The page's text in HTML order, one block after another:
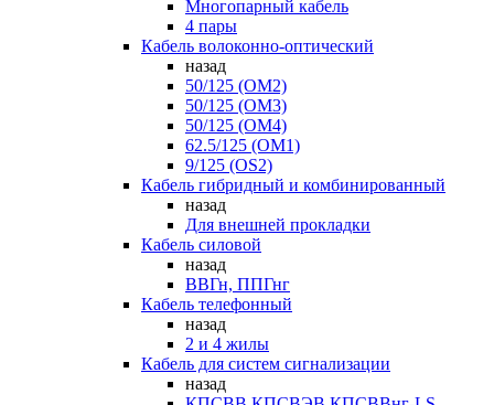
Многопарный кабель
4 пары
Кабель волоконно-оптический
назад
50/125 (OM2)
50/125 (OM3)
50/125 (OM4)
62.5/125 (OM1)
9/125 (OS2)
Кабель гибридный и комбинированный
назад
Для внешней прокладки
Кабель силовой
назад
ВВГн, ППГнг
Кабель телефонный
назад
2 и 4 жилы
Кабель для систем сигнализации
назад